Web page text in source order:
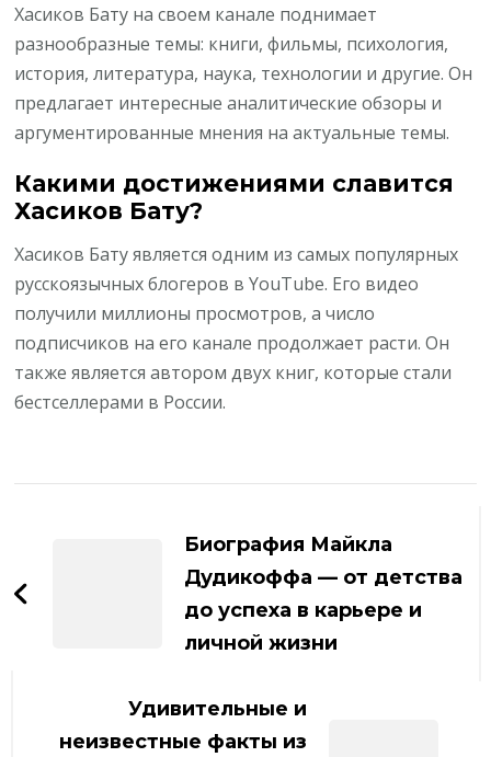
Хасиков Бату на своем канале поднимает
разнообразные темы: книги, фильмы, психология,
история, литература, наука, технологии и другие. Он
предлагает интересные аналитические обзоры и
аргументированные мнения на актуальные темы.
Какими достижениями славится
Хасиков Бату?
Хасиков Бату является одним из самых популярных
русскоязычных блогеров в YouTube. Его видео
получили миллионы просмотров, а число
подписчиков на его канале продолжает расти. Он
также является автором двух книг, которые стали
бестселлерами в России.
записям
Биография Майкла
Дудикоффа — от детства
до успеха в карьере и
личной жизни
Удивительные и
неизвестные факты из